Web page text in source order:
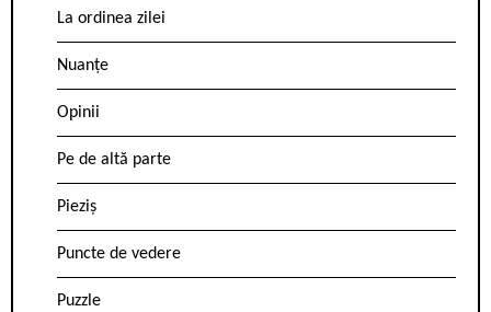
La ordinea zilei
Nuanțe
Opinii
Pe de altă parte
Pieziș
Puncte de vedere
Puzzle